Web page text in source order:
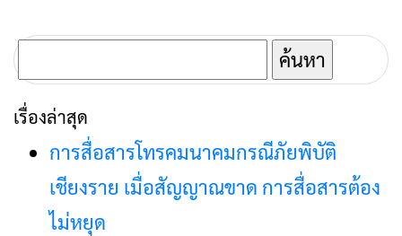
ค้นหา
สำหรับ:
เรื่องล่าสุด
การสื่อสารโทรคมนาคมกรณีภัยพิบัติ
เชียงราย เมื่อสัญญาณขาด การสื่อสารต้อง
ไม่หยุด